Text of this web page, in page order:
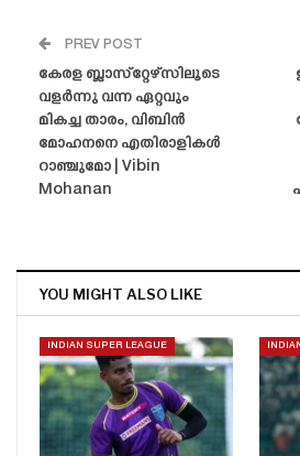
PREV POST
കേരള ബ്ലാസ്‌റ്റേഴ്‌സിലൂടെ
വളർന്നു വന്ന ഏറ്റവും
മികച്ച താരം, വിബിൻ
മോഹനനെ എതിരാളികൾ
റാഞ്ചുമോ | Vibin
Mohanan
YOU MIGHT ALSO LIKE
INDIAN SUPER LEAGUE